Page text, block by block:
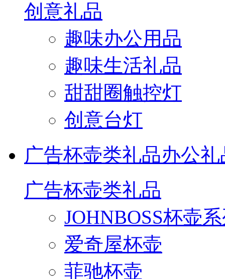
创意礼品
趣味办公用品
趣味生活礼品
甜甜圈触控灯
创意台灯
广告杯壶类礼品办公礼
广告杯壶类礼品
JOHNBOSS杯壶
爱奇屋杯壶
菲驰杯壶